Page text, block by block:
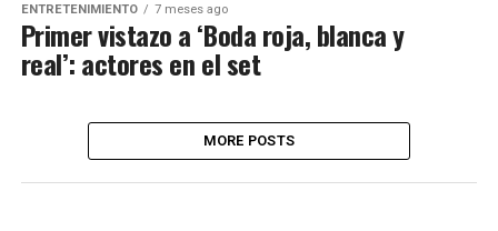
ENTRETENIMIENTO 7 meses ago
Primer vistazo a ‘Boda roja, blanca y
real’: actores en el set
MORE POSTS